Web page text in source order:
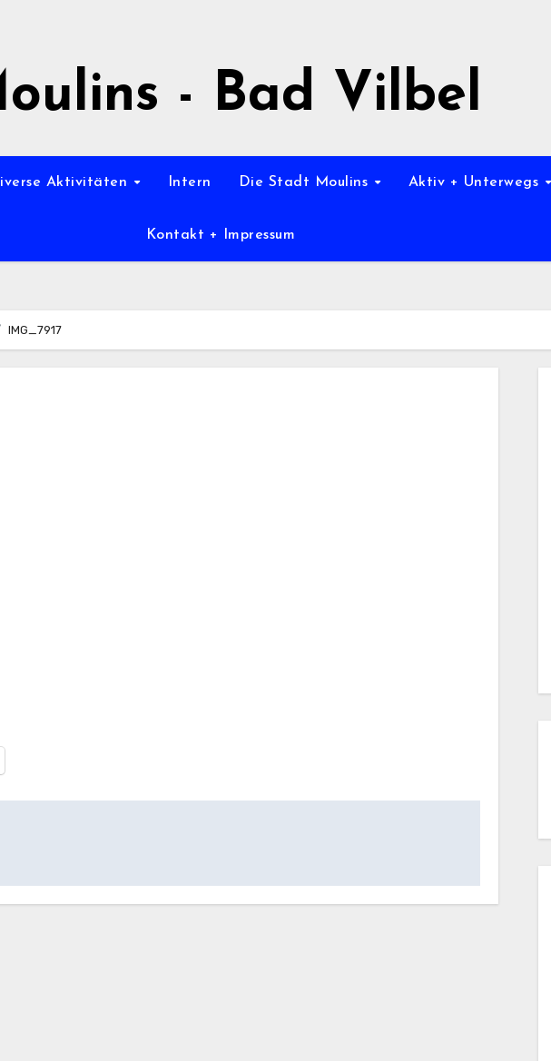
- Bad Vilbel
Aktivitäten Intern Die Stadt Moulins Aktiv + Unterwegs
Kontakt + Impressum
IMG_7917